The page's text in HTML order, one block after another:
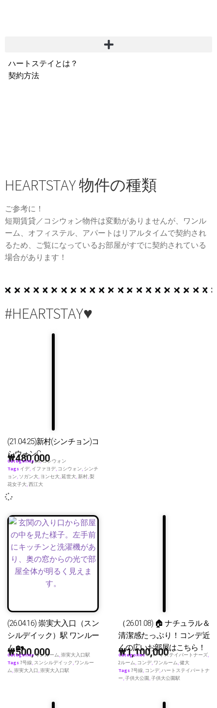
ハートステイとは？
契約方法
HEARTSTAY 物件の種類
ご参考に！
短期賃貸／コシウォン物件は変動がありませんが、ワンル
ーム、オフィステル、アパートはリアルタイムで契約され
るため、ご覧になっているお部屋がすでに契約されている
場合があります！
#HEARTSTAY♥
(21.04.25)新村(シンチョン)コ
シウォンC
₩480,000
Categoriesall,コシウォン
Tags イデ, イファヨデ, コシウォン, シンチ
ョン, ソガン大, ヨンセ大,延世大,新村,梨
花女子大,西江大
(26.04.16) 崇実大入口（スン
シルデイック）駅 ワンルー
ム 🏡
₩500,000
Categoriesワンルーム,崇実大入口駅
Tags7号線, スンシルデイック , ワンルー
ム,崇実大入口,崇実大入口駅
（26.01.08) 🏠 ナチュラル＆
清潔感たっぷり！コンデ近
くの広いお部屋はこちら！
₩1,100,000
Categories♥ ハートステイパートナーズ,
2ルーム, コンデ, ワンルーム,健大
Tags7号線, コンデ,ハートステイパートナ
ー,子供大公園 ,子供大公園駅